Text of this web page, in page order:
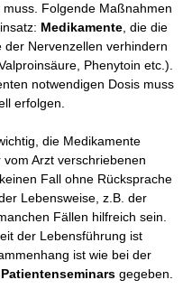
Folgende Maßnahmen
Medikamente, die die
Nervenzellen verhindern
Phenytoin etc.).
notwendigen Dosis muss
erfolgen.
die Medikamente
Arzt verschriebenen
Fall ohne Rücksprache
Lebensweise, z.B. der
Fällen hilfreich sein.
der Lebensführung ist
ist wie bei der
Patientenseminars gegeben.